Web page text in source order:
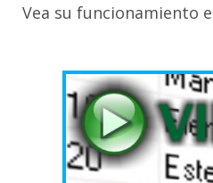
Vea su funcionamiento